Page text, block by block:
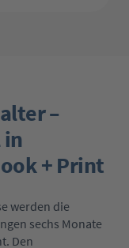
–
in
+ Print
werden die
sechs Monate
Den